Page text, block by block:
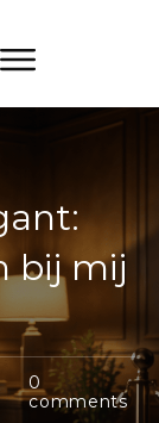
bij mij
0
comments